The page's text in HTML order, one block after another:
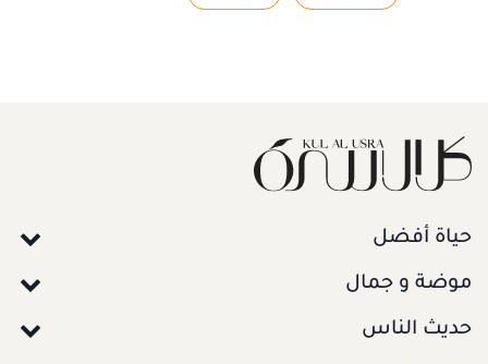
حياة أفضل
موضة و جمال
حديث الناس